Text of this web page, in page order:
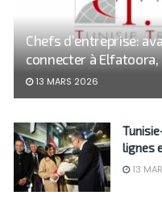
Chefs d’entreprise:
connecter à Elfatoora,
13 MARS 2026
lignes
13